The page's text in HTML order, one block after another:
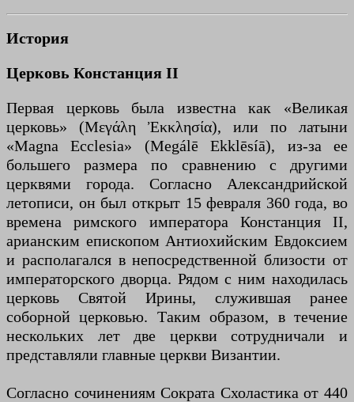
История
Церковь Констанция II
Первая церковь была известна как «Великая
церковь» (Μεγάλη Ἐκκλησία), или по латыни
«Magna Ecclesia» (Megálē Ekklēsíā), из-за ее
большего размера по сравнению с другими
церквями города. Согласно Александрийской
летописи, он был открыт 15 февраля 360 года, во
времена римского императора Констанция II,
арианским епископом Антиохийским Евдоксием
и располагался в непосредственной близости от
императорского дворца. Рядом с ним находилась
церковь Святой Ирины, служившая ранее
соборной церковью. Таким образом, в течение
нескольких лет две церкви сотрудничали и
представляли главные церкви Византии.
Согласно сочинениям Сократа Схоластика от 440